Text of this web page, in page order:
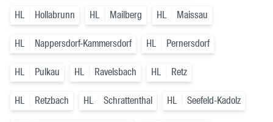
HL Hollabrunn HL Mailberg HL Maissau
HL Nappersdorf-Kammersdorf HL Pernersdorf
HL Pulkau HL Ravelsbach HL Retz
HL Retzbach HL Schrattenthal HL Seefeld-Kadolz